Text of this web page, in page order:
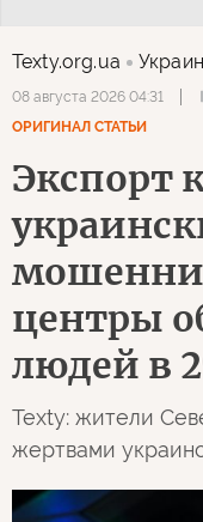
Texty.org.ua
08 августа 2026 04:31
ОРИГИНАЛ СТАТЬИ
Экспорт
центры
людей в
Texty: жители
жертвами